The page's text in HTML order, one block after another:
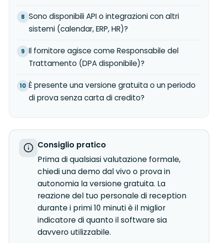
Sono disponibili API o integrazioni con altri
sistemi (calendar, ERP, HR)?
Il fornitore agisce come Responsabile del
Trattamento (DPA disponibile)?
È presente una versione gratuita o un periodo
di prova senza carta di credito?
Consiglio pratico
Prima di qualsiasi valutazione formale,
chiedi una demo dal vivo o prova in
autonomia la versione gratuita. La
reazione del tuo personale di reception
durante i primi 10 minuti è il miglior
indicatore di quanto il software sia
davvero utilizzabile.